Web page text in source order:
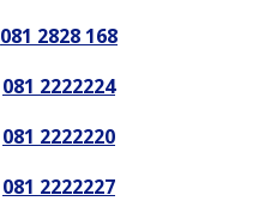
081 2828 168
081 2222224
081 2222220
081 2222227